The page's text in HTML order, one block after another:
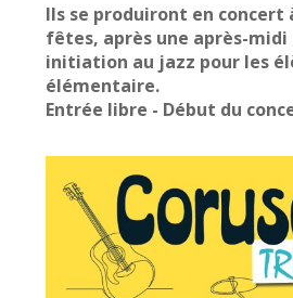
Ils se produiront en concert
fêtes, après une après-midi
initiation au jazz pour les
élémentaire.
Entrée libre - Début du